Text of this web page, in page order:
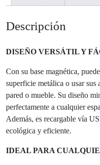
Descripción
DISEÑO VERSÁTIL Y
Con su base magnética,
superficie metálica o usar
pared o mueble. Su diseño
perfectamente a cualquier
Además, es recargable vía
ecológica y eficiente.
IDEAL PARA